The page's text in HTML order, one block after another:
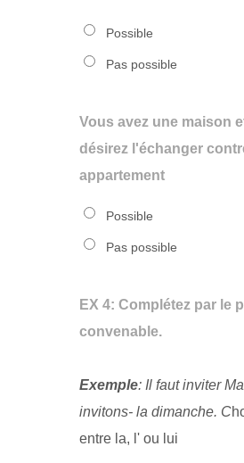
Possible
Pas possible
Vous avez une maison
désirez l'échanger
appartement
Possible
Pas possible
EX 4: Complétez par le
convenable.
Exemple: Il faut inviter
invitons- la dimanche. C
entre la, l' ou lui